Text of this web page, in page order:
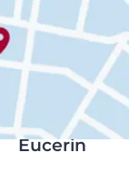
Eucerin